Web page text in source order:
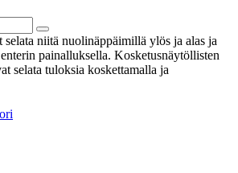
niitä nuolinäppäimillä ylös ja alas ja
painalluksella. Kosketusnäytöllisten
selata tuloksia koskettamalla ja